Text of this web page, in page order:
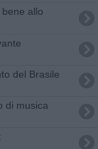
allo
del Brasile
di musica